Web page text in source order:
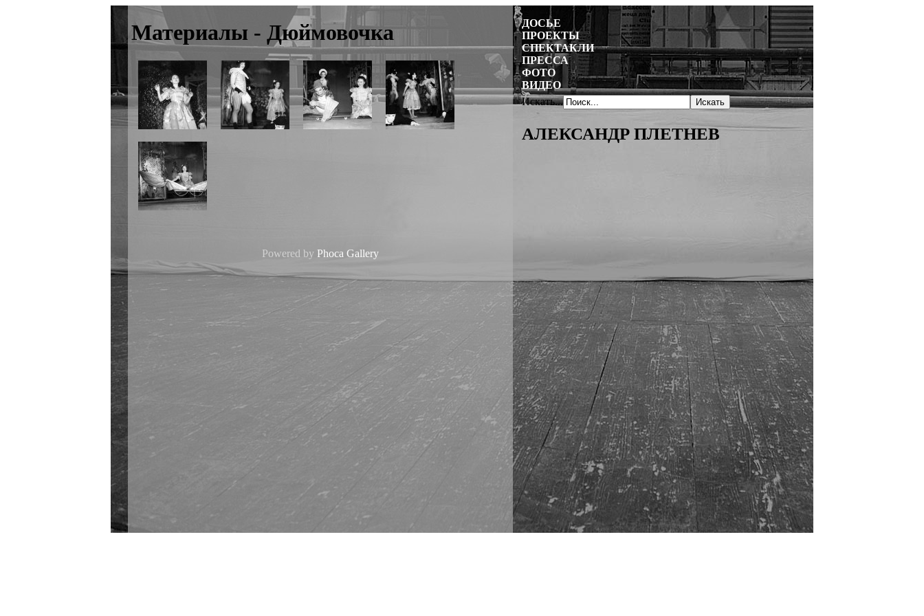
Материалы - Дюймовочка
Powered by Phoca Gallery
ДОСЬЕ
ПРОЕКТЫ
СПЕКТАКЛИ
ПРЕССА
ФОТО
ВИДЕО
АЛЕКСАНДР ПЛЕТНЕВ
Искать...